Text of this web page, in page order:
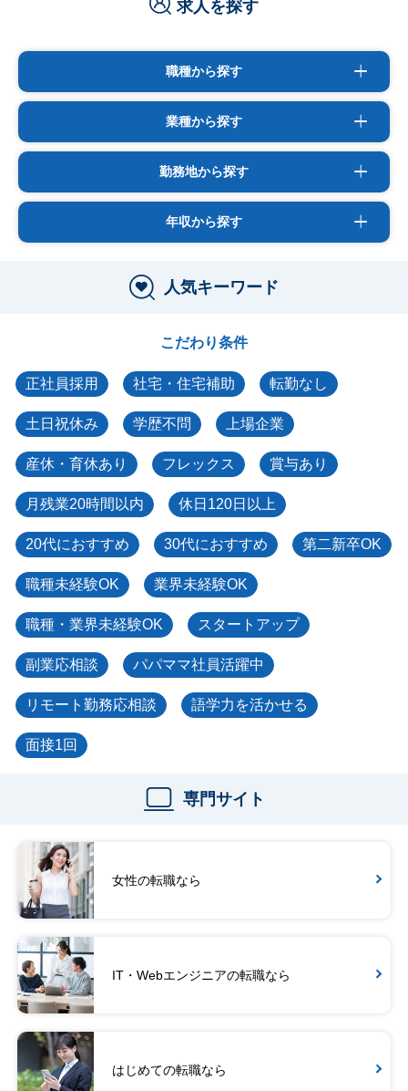
求人を探す
職種から探す
業種から探す
勤務地から探す
年収から探す
人気キーワード
こだわり条件
正社員採用 社宅・住宅補助 転勤なし
土日祝休み 学歴不問 上場企業
産休・育休あり フレックス 賞与あり
月残業20時間以内 休日120日以上
20代におすすめ 30代におすすめ 第二新卒OK
職種未経験OK 業界未経験OK
職種・業界未経験OK スタートアップ
副業応相談 パパママ社員活躍中
リモート勤務応相談 語学力を活かせる
面接1回
専門サイト
女性の転職なら
IT・Webエンジニアの転職なら
はじめての転職なら